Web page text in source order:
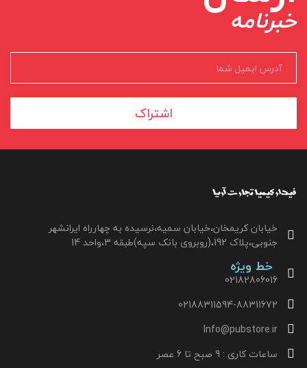
خبرنامه
اشتراک
خیابان کریمخان،خیابان سمیه،نرسیده به چهارراه ایرانشهر
جنوبی،پلاک 192،(روبروی بانک سپه)طبقه 3،واحد 14
خط ویژه
02182806016
02188311594-88311672
Info@pubstore.ir
ساعات کاری : 9 صبح تا 6 عصر